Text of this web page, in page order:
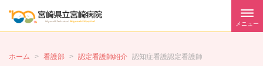
メニュー
ホーム > 看護部 > 認定看護師紹介 認知症看護認定看護師